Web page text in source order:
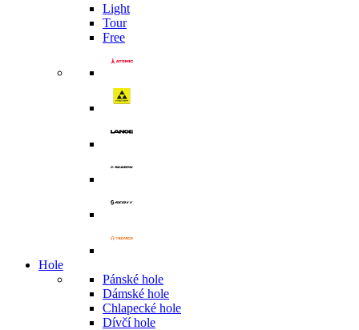
Light
Tour
Free
Hole
Pánské hole
Dámské hole
Chlapecké hole
Dívčí hole